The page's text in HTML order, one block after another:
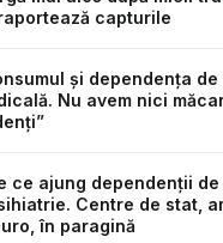
capturile
și dependența
Nu avem nici
ce ajung dependenții
Centre de stat,
în paragină